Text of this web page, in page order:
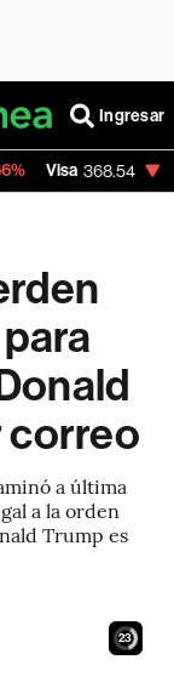
Ingresar
-0.28%
correo
a última
a la orden
Trump es
22